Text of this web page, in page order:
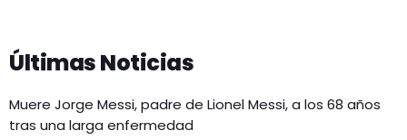
Últimas Noticias
Muere Jorge Messi, padre de Lionel Messi, a los 68 años
tras una larga enfermedad